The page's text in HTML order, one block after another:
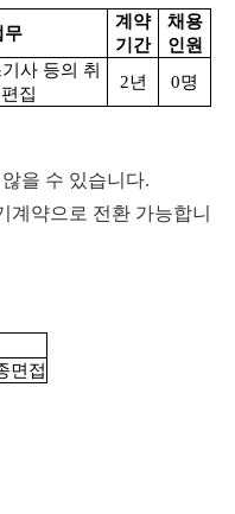
무
계약
기간
채용
인원
사 등의 취
집
2년 0명
을 수 있습니다.
계약으로 전환 가능합니
면접